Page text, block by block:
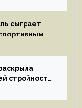
сыграет
стройности: